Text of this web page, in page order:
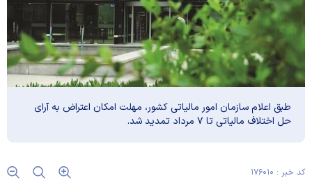
طبق اعلام سازمان امور مالیاتی کشور، مهلت امکان اعتراض به آرای
حل اختلاف مالیاتی تا ۷ مرداد تمدید شد.
کد خبر : ۱۷۶۰۱۰